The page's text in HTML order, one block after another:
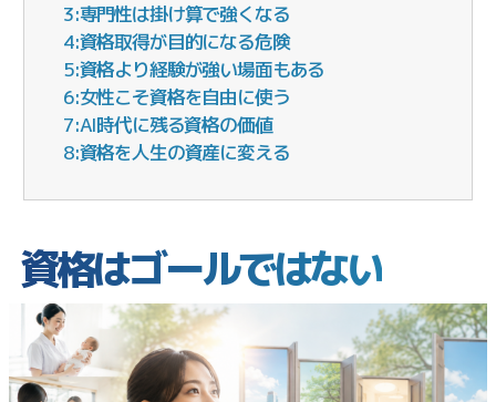
3:専門性は掛け算で強くなる
4:資格取得が目的になる危険
5:資格より経験が強い場面もある
6:女性こそ資格を自由に使う
7:AI時代に残る資格の価値
8:資格を人生の資産に変える
資格はゴールではない